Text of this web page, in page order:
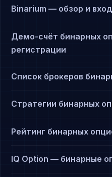
Binarium — обзор и вход
Демо-счёт бинарных
регистрации
Список брокеров
Стратегии бинарных
Рейтинг бинарных
IQ Option — бинарные